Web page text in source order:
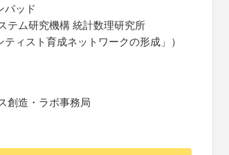
パッド
テム研究機構 統計数理研究所
ィスト育成ネットワークの形成」）
創造・ラボ事務局